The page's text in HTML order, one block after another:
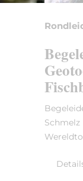
Schmelz